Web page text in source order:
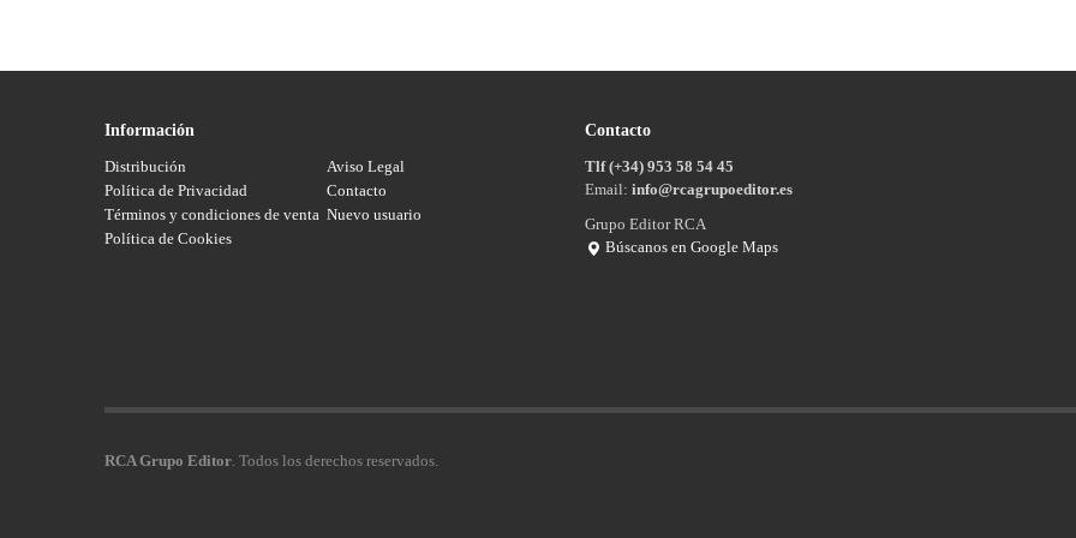
Información
Distribución
Aviso Legal
Política de Privacidad
Contacto
Términos y condiciones de venta Nuevo usuario
Política de Cookies
Contacto
Tlf (+34) 953 58 54 45
Email: info@rcagrupoeditor.es
Grupo Editor RCA
Búscanos en Google Maps
RCA Grupo Editor. Todos los derechos reservados.